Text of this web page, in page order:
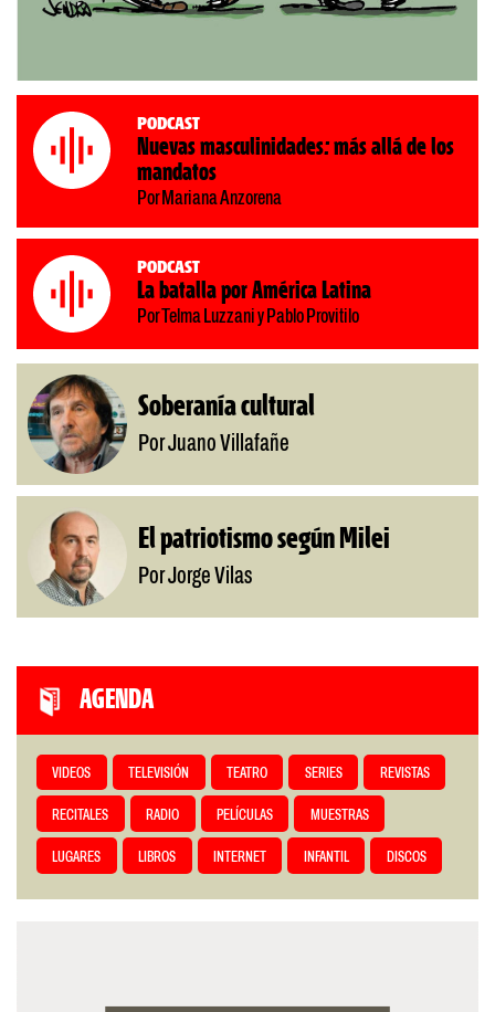
Podcast
Nuevas masculinidades: más allá de los
mandatos
Por Mariana Anzorena
Podcast
La batalla por América Latina
Por Telma Luzzani y Pablo Provitilo
Soberanía cultural
Por Juano Villafañe
El patriotismo según Milei
Por Jorge Vilas
AGENDA
VIDEOS TELEVISIÓN TEATRO SERIES REVISTAS
RECITALES RADIO PELÍCULAS MUESTRAS
LUGARES LIBROS INTERNET INFANTIL DISCOS